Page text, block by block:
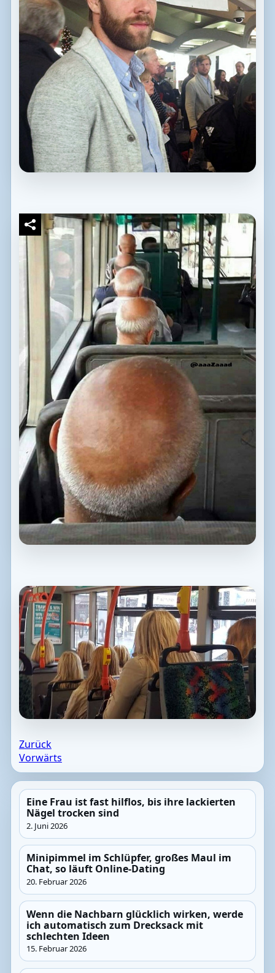
Zurück
Vorwärts
Eine Frau ist fast hilflos, bis ihre lackierten
Nägel trocken sind
2. Juni 2026
Minipimmel im Schlüpfer, großes Maul im
Chat, so läuft Online-Dating
20. Februar 2026
Wenn die Nachbarn glücklich wirken, werde
ich automatisch zum Drecksack mit
schlechten Ideen
15. Februar 2026